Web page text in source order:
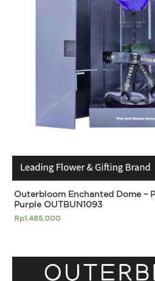
Outerbloom Enchanted Dome –
Purple OUTBUN1093
Rp1.485.000